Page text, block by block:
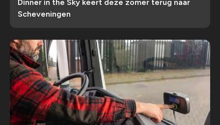
Dinner in the Sky keert deze zomer terug naar
Scheveningen